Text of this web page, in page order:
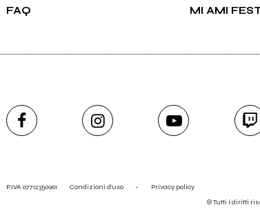
FAQ MI AMI
P.IVA 07712350961 Condizioni d'uso -
Privacy policy
© Tutti i diritti